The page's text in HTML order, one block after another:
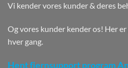
Vi kender vores kunder & deres
Og vores kunder kender os! Her
hver gang.
Hent fjernsupport program